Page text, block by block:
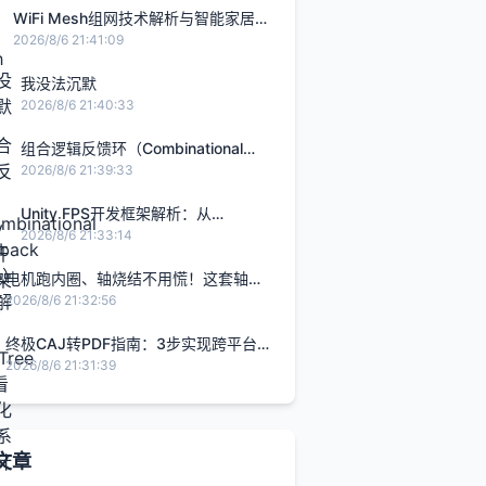
WiFi Mesh组网技术解析与智能家居应
用实践
2026/8/6 21:41:09
我没法沉默
2026/8/6 21:40:33
组合逻辑反馈环（Combinational
Feedback Loop）深度解析
2026/8/6 21:39:33
Unity FPS开发框架解析：从
DarkTree FPS看模块化游戏系统设计
2026/8/6 21:33:14
电机跑内圈、轴烧结不用慌！这套轴类
修复方法太实用了
2026/8/6 21:32:56
终极CAJ转PDF指南：3步实现跨平台
学术论文自由阅读
2026/8/6 21:31:39
章